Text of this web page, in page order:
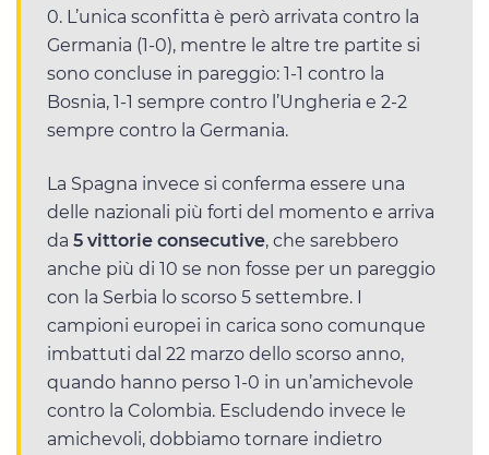
0. L’unica sconfitta è però arrivata contro la
Germania (1-0), mentre le altre tre partite si
sono concluse in pareggio: 1-1 contro la
Bosnia, 1-1 sempre contro l’Ungheria e 2-2
sempre contro la Germania.
La Spagna invece si conferma essere una
delle nazionali più forti del momento e arriva
da 5 vittorie consecutive, che sarebbero
anche più di 10 se non fosse per un pareggio
con la Serbia lo scorso 5 settembre. I
campioni europei in carica sono comunque
imbattuti dal 22 marzo dello scorso anno,
quando hanno perso 1-0 in un’amichevole
contro la Colombia. Escludendo invece le
amichevoli, dobbiamo tornare indietro